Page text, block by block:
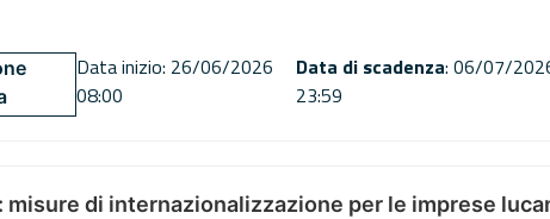
Data inizio: 26/06/2026
08:00
Data di scadenza: 06/07/
23:59
misure di internazionalizzazione per le imprese